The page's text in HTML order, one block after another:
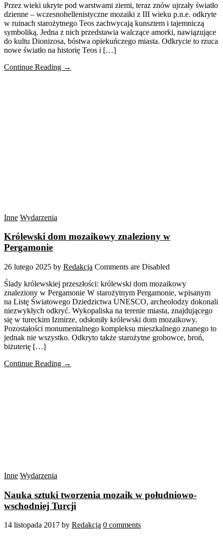
Przez wieki ukryte pod warstwami ziemi, teraz znów ujrzały światło
dzienne – wczesnohellenistyczne mozaiki z III wieku p.n.e. odkryte
w ruinach starożytnego Teos zachwycają kunsztem i tajemniczą
symboliką. Jedna z nich przedstawia walczące amorki, nawiązujące
do kultu Dionizosa, bóstwa opiekuńczego miasta. Odkrycie to rzuca
nowe światło na historię Teos i […]
Continue Reading →
Inne Wydarzenia
Królewski dom mozaikowy znaleziony w
Pergamonie
26 lutego 2025 by Redakcja Comments are Disabled
Ślady królewskiej przeszłości: królewski dom mozaikowy
znaleziony w Pergamonie W starożytnym Pergamonie, wpisanym
na Listę Światowego Dziedzictwa UNESCO, archeolodzy dokonali
niezwykłych odkryć. Wykopaliska na terenie miasta, znajdującego
się w tureckim Izmirze, odsłoniły królewski dom mozaikowy.
Pozostałości monumentalnego kompleksu mieszkalnego znanego to
jednak nie wszystko. Odkryto także starożytne grobowce, broń,
biżuterię […]
Continue Reading →
Inne Wydarzenia
Nauka sztuki tworzenia mozaik w południowo-
wschodniej Turcji
14 listopada 2017 by Redakcja 0 comments